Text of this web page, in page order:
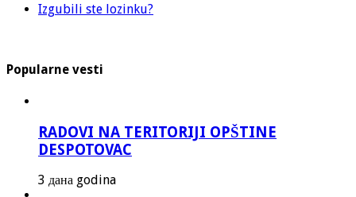
Izgubili ste lozinku?
Popularne vesti
RADOVI NA TERITORIJI OPŠTINE
DESPOTOVAC
3 дана godina